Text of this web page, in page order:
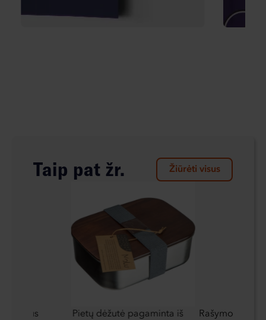
Taip pat žr. Žiūrėti visus
Pietų dėžutė pagaminta iš
Rašymo